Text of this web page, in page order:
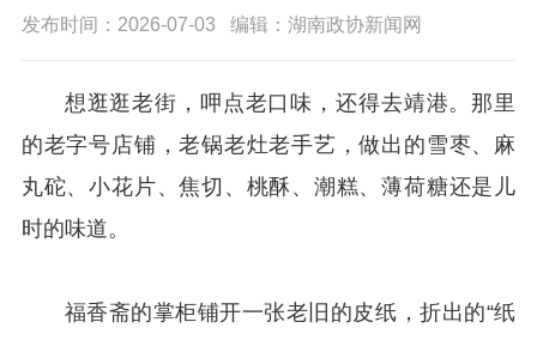
发布时间：2026-07-03 编辑：湖南政协新闻网
想逛逛老街，呷点老口味，还得去靖港。那里
的老字号店铺，老锅老灶老手艺，做出的雪枣、麻
丸砣、小花片、焦切、桃酥、潮糕、薄荷糖还是儿
时的味道。
福香斋的掌柜铺开一张老旧的皮纸，折出的“纸